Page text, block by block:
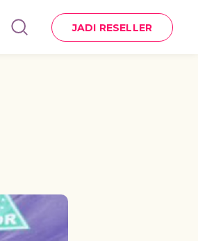
JADI RESELLER